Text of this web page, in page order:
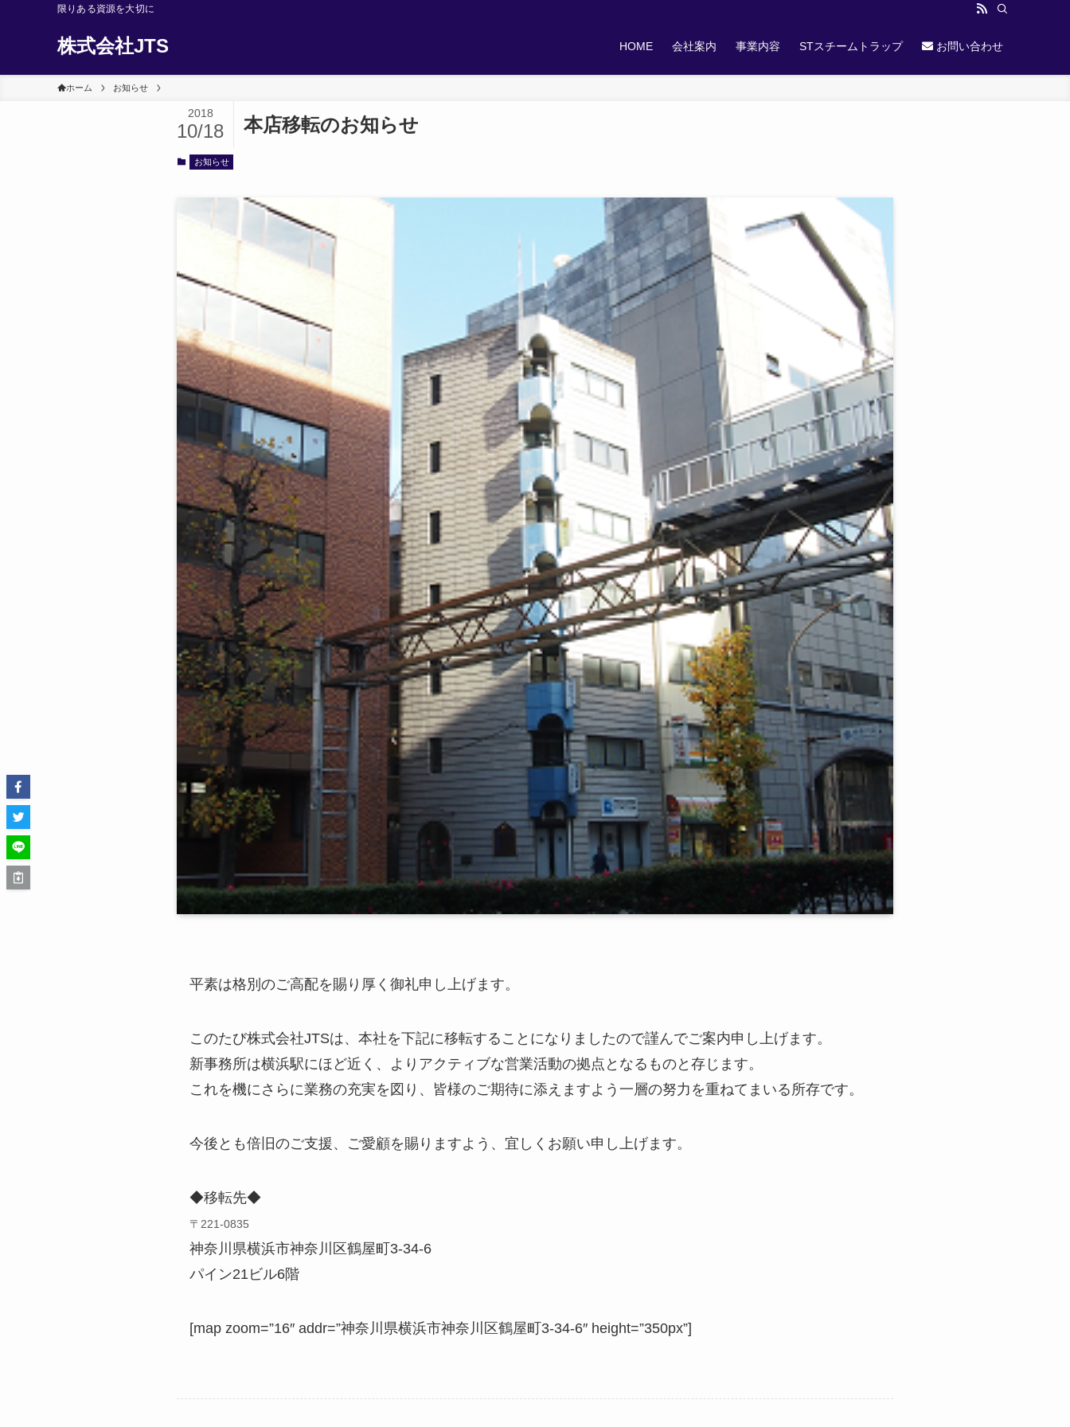
限りある資源を大切に
株式会社JTS HOME 会社案内 事業内容 STスチームトラップ お問い合わせ
ホーム お知らせ
本店移転のお知らせ
2018
10/18
お知らせ
平素は格別のご高配を賜り厚く御礼申し上げます。
このたび株式会社JTSは、本社を下記に移転することになりましたので謹んでご案内申し上げます。
新事務所は横浜駅にほど近く、よりアクティブな営業活動の拠点となるものと存じます。
これを機にさらに業務の充実を図り、皆様のご期待に添えますよう一層の努力を重ねてまいる所存です。
今後とも倍旧のご支援、ご愛顧を賜りますよう、宜しくお願い申し上げます。
◆移転先◆
〒221-0835
神奈川県横浜市神奈川区鶴屋町3-34-6
パイン21ビル6階
[map zoom=”16″ addr=”神奈川県横浜市神奈川区鶴屋町3-34-6″ height=”350px”]